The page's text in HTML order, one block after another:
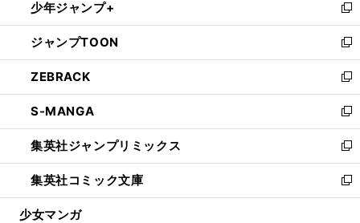
く
で
開
く
ド
ウ
で
開
く
ィ
ン
ド
ウ
で
開
く
い
ウ
ィ
ン
ド
ウ
で
開
く
少年ジャンプ+
新
し
い
ウ
ィ
ン
ド
ウ
で
開
く
ジャンプTOON
新
し
い
ウ
ィ
ン
ド
ウ
で
開
ZEBRACK
新
し
い
ウ
ィ
ン
ド
ウ
S-MANGA
新
し
い
ウ
ィ
ン
集英社ジャンプリミックス
新
し
い
ウ
集英社コミック文庫
新
し
少女マンガ